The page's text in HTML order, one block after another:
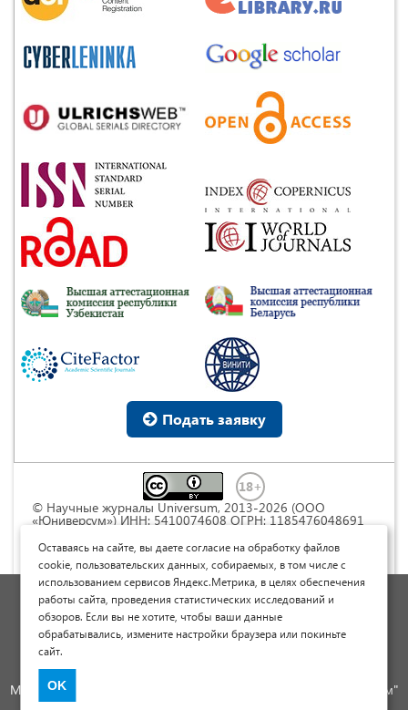
Подать заявку
© Научные журналы Universum, 2013-2026 (ООО
«Юниверсум») ИНН: 5410074608 ОГРН: 1185476048691
Commons « Attribution» («Атрибуция») 4.0
Непортированная
Политика обработки персональных данных
Договор оферты
Опубликовать научную статью
Международный научно-исследовательский журнал "Юниверсум"
Оставаясь на сайте, вы даете согласие на обработку файлов
cookie, пользовательских данных, собираемых, в том числе с
использованием сервисов Яндекс.Метрика, в целях обеспечения
работы сайта, проведения статистических исследований и
обзоров. Если вы не хотите, чтобы ваши данные
обрабатывались, измените настройки браузера или покиньте
сайт.
OK